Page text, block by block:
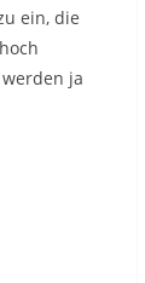
ein, die
ja